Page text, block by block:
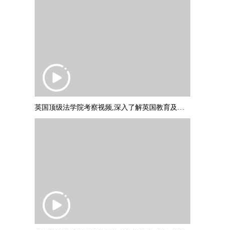
英国顶级法学院考察视频,深入了解英国教育及文化